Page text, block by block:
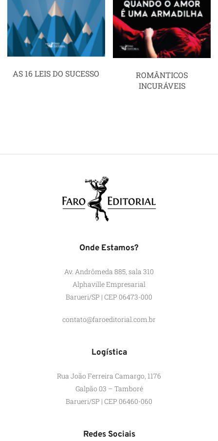
AS 16 LEIS DO SUCESSO
ROMÂNTICOS
INCURÁVEIS
Onde Estamos?
Av. Andrômeda 885, sala 310
Alphaville Empresarial
Barueri/SP | CEP 06473-000
contato@faroeditorial.com.br
Logística
Rua João Ferreira Camargo, 1176
Galpão 03 – Tamboré
Barueri/SP | CEP 06460-060
Redes Sociais